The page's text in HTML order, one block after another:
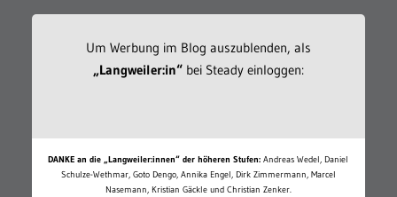
Um Werbung im Blog auszublenden, als
„Langweiler:in“bei Steady einloggen:
DANKE an die „Langweiler:innen“ der höheren Stufen: Andreas Wedel, Daniel
Schulze-Wethmar, Goto Dengo, Annika Engel, Dirk Zimmermann, Marcel
Nasemann, Kristian Gäckle und Christian Zenker.